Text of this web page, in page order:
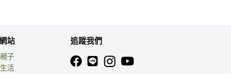
站
子
活
追蹤我們